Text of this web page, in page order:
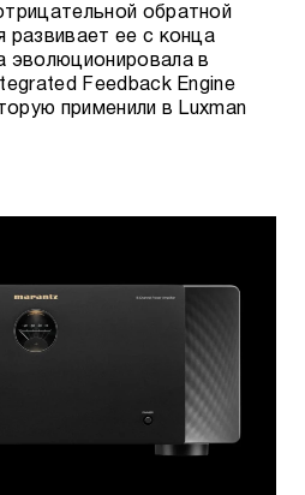
обратной
развивает ее с конца
эволюционировала в
Feedback Engine
применили в Luxman